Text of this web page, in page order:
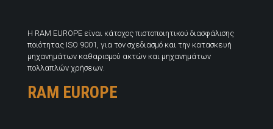
H RAM EUROPE είναι κάτοχος πιστοποιητικού διασφάλισης
ποιότητας ISO 9001, για τον σχεδιασμό και την κατασκευή
μηχανημάτων καθαρισμού ακτών και μηχανημάτων
πολλαπλών χρήσεων.
RAM EUROPE